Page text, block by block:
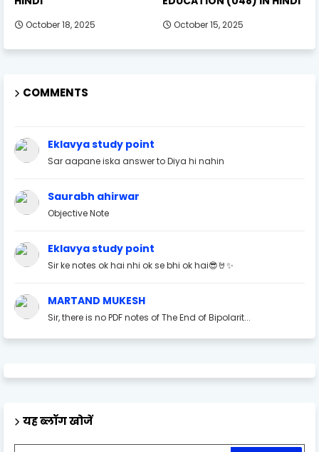
October 18, 2025 October 15, 2025
COMMENTS
Eklavya study point
Sar aapane iska answer to Diya hi nahin
Saurabh ahirwar
Objective Note
Eklavya study point
Sir ke notes ok hai nhi ok se bhi ok hai😎🤘✨
MARTAND MUKESH
Sir, there is no PDF notes of The End of Bipolarit...
यह ब्लॉग खोजें